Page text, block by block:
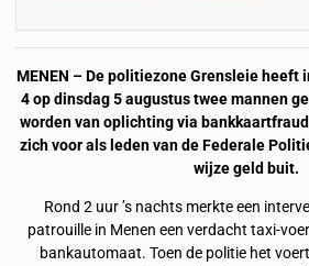
MENEN – De politiezone Grensleie heeft
4 op dinsdag 5 augustus twee mannen
worden van oplichting via
zich voor als leden van de Federale
wijze geld buit.
Rond 2 uur ’s nachts merkte een
patrouille in Menen een verdacht taxi-
bankautomaat. Toen de politie het